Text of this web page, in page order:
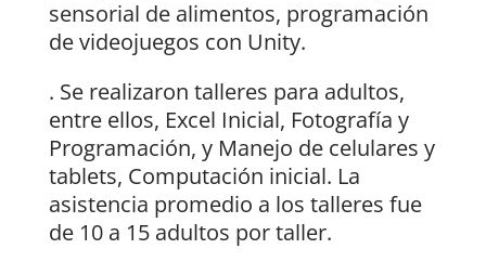
sensorial de alimentos, programación
de videojuegos con Unity.
. Se realizaron talleres para adultos,
entre ellos, Excel Inicial, Fotografía y
Programación, y Manejo de celulares y
tablets, Computación inicial. La
asistencia promedio a los talleres fue
de 10 a 15 adultos por taller.